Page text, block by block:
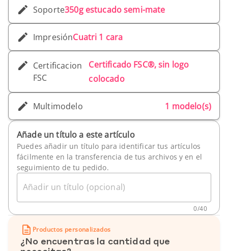
Soporte350g estucado semi-mate
ImpresiónCuatri 1 cara
Certificacion
FSC
Certificado FSC®, sin logo
colocado
Multimodelo 1 modelo(s)
Añade un título a este artículo
Puedes añadir un título para identificar tus artículos
fácilmente en la transferencia de tus archivos y en el
seguimiento de tu pedido.
Añadir un título (opcional)
0/40
Productos personalizados
¿No encuentras la cantidad que